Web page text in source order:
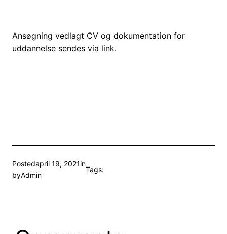
Ansøgning vedlagt CV og dokumentation for
uddannelse sendes via link.
Postedapril 19, 2021in
byAdmin
Tags: